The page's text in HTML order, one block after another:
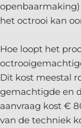
het octrooi kan
Hoe loopt het
Dit kost meestal
gemachtigde en
aanvraag kost €
van de techniek